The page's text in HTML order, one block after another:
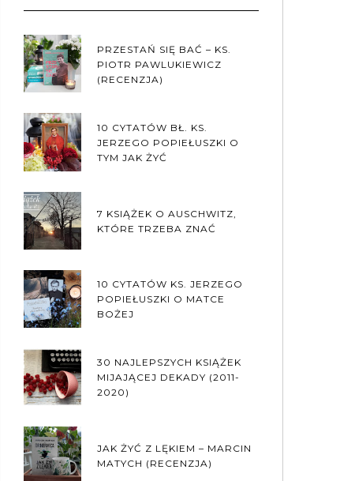
PRZESTAŃ SIĘ BAĆ – KS.
PIOTR PAWLUKIEWICZ
(RECENZJA)
10 CYTATÓW BŁ. KS.
JERZEGO POPIEŁUSZKI O
TYM JAK ŻYĆ
7 KSIĄŻEK O AUSCHWITZ,
KTÓRE TRZEBA ZNAĆ
10 CYTATÓW KS. JERZEGO
POPIEŁUSZKI O MATCE
BOŻEJ
30 NAJLEPSZYCH KSIĄŻEK
MIJAJĄCEJ DEKADY (2011-
2020)
JAK ŻYĆ Z LĘKIEM – MARCIN
MATYCH (RECENZJA)